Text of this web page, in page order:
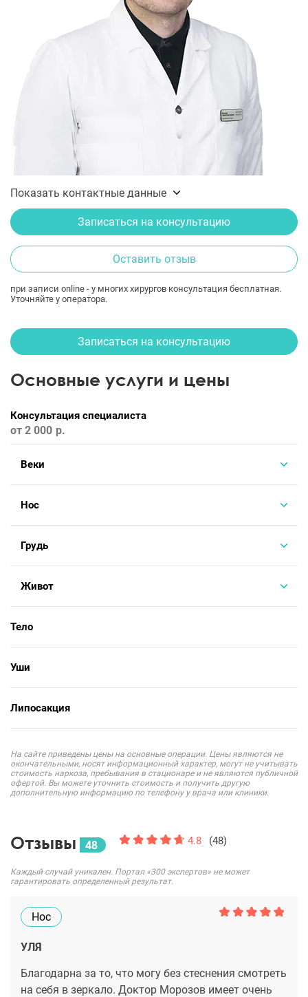
Показать контактные данные
Записаться на консультацию
Оставить отзыв
при записи online - у многих хирургов консультация бесплатная.
Уточняйте у оператора.
Записаться на консультацию
Основные услуги и цены
Консультация специалиста
от 2 000
Веки
Нос
Грудь
Живот
Тело
Уши
Липосакция
На сайте приведены цены на основные операции. Цены являются не
окончательными, носят информационный характер, могут не учитывать
стоимость наркоза, пребывания в стационаре и не являются публичной
офертой. Вы можете уточнить стоимость и получить другую
дополнительную информацию по телефону у врача или клиники.
Отзывы 48 4.8 (48)
Каждый случай уникален. Портал «300 экспертов» не может
гарантировать определенный результат.
Нос
УЛЯ
Благодарна за то, что могу без стеснения смотреть
на себя в зеркало. Доктор Морозов имеет очень